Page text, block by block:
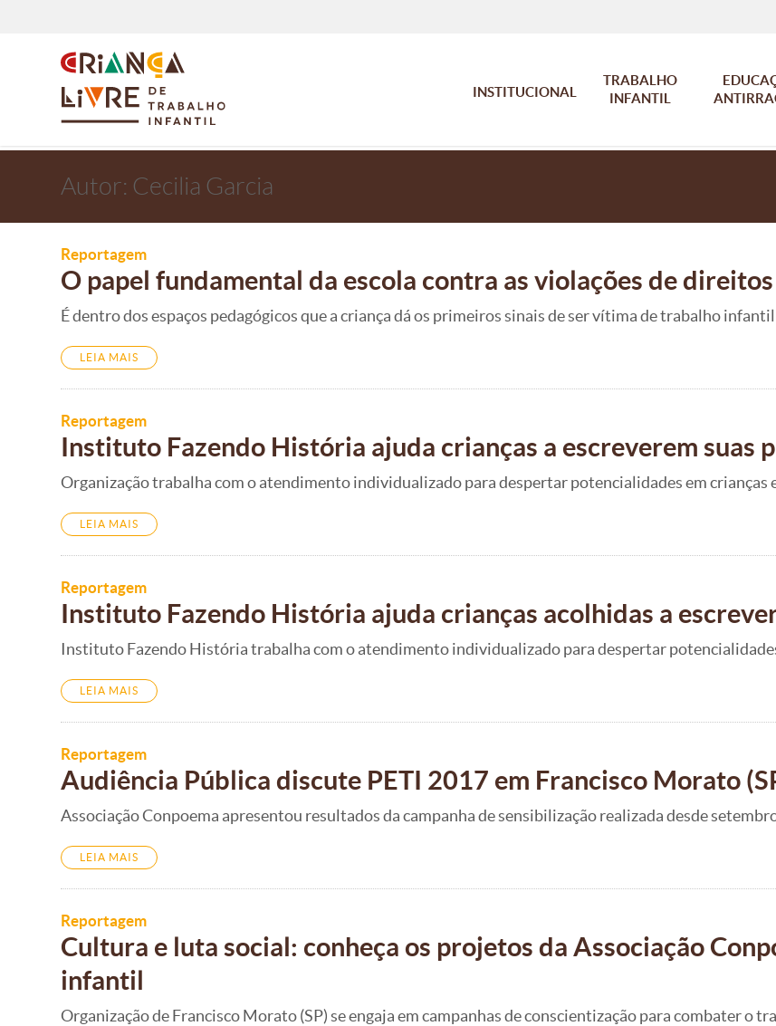
INSTITUCIONAL
TRABALHO
INFANTIL
Autor: Cecilia Garcia
Reportagem
O papel fundamental da escola contra as violações de direitos
É dentro dos espaços pedagógicos que a criança dá os primeiros sinais de ser vítima de trabalho
LEIA MAIS
Reportagem
Instituto Fazendo História ajuda crianças a escreverem suas
Organização trabalha com o atendimento individualizado para despertar potencialidades em
LEIA MAIS
Reportagem
Instituto Fazendo História ajuda crianças acolhidas a
Instituto Fazendo História trabalha com o atendimento individualizado para despertar
LEIA MAIS
Reportagem
Audiência Pública discute PETI 2017 em Francisco Morato
Associação Conpoema apresentou resultados da campanha de sensibilização realizada desde
LEIA MAIS
Reportagem
Cultura e luta social: conheça os projetos da Associação
infantil
Organização de Francisco Morato (SP) se engaja em campanhas de conscientização para combater o